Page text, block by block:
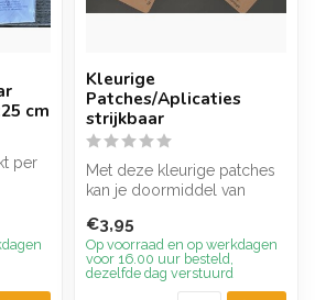
cm
per
Kleurige
Patches/Aplicaties
strijkbaar
Met deze kleurige patches
kan je doormiddel van
h...
€3,95
Op voorraad en op werkdagen
voor 16.00 uur besteld,
dezelfde dag verstuurd